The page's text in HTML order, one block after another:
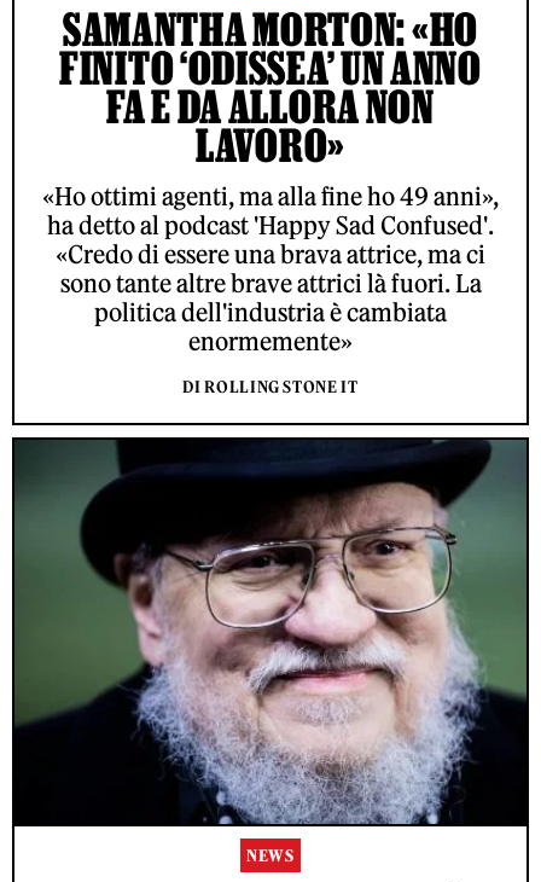
SAMANTHA MORTON: «HO
FINITO ‘ODISSEA’ UN ANNO
FA E DA ALLORA NON
LAVORO»
«Ho ottimi agenti, ma alla fine ho 49 anni»,
ha detto al podcast 'Happy Sad Confused'.
«Credo di essere una brava attrice, ma ci
sono tante altre brave attrici là fuori. La
politica dell'industria è cambiata
enormemente»
DI ROLLING STONE IT
NEWS